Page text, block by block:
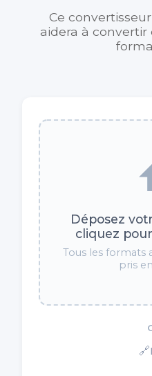
Ce
aidera à convertir
Déposez
cliquez
Tous les formats
pris
🔗